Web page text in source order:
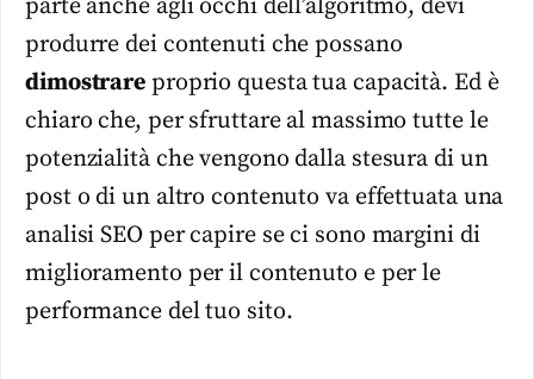
parte anche agli occhi dell’algoritmo, devi
produrre dei contenuti che possano
dimostrare proprio questa tua capacità. Ed è
chiaro che, per sfruttare al massimo tutte le
potenzialità che vengono dalla stesura di un
post o di un altro contenuto va effettuata una
analisi SEO per capire se ci sono margini di
miglioramento per il contenuto e per le
performance del tuo sito.